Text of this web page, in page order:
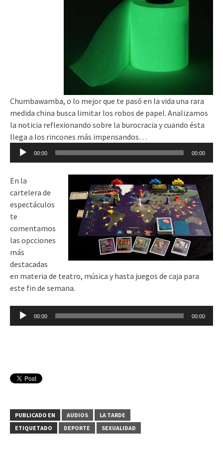
Chumbawamba, o lo mejor que te pasó en la vida una rara
medida china busca limitar los robos de papel. Analizamos
la noticia reflexionando sobre la burocracia y cuando ésta
llega a los rincones más impensandos…
Reproductor
de
00:00 00:00
En la
cartelera de
espectáculos
te
comentamos
las opcciones
más
destacadas
en materia de teatro, música y hasta juegos de caja para
este fin de semana.
Reproductor
de
00:00 00:00
PUBLICADO EN AUDIOS
LA TARDE
ETIQUETADO
DEPORTE SEXUALIDAD